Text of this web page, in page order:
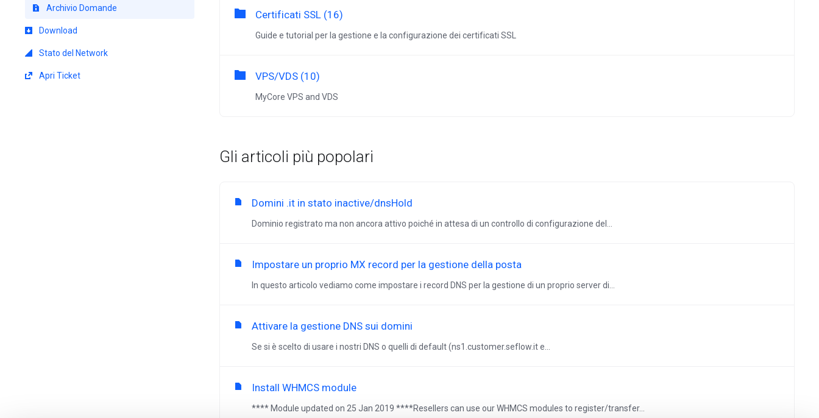
Archivio Domande
Download
Stato del Network
Apri Ticket
Certificati SSL (16)
Guide e tutorial per la gestione e la configurazione dei certificati SSL
VPS/VDS (10)
MyCore VPS and VDS
Gli articoli più popolari
Domini .it in stato inactive/dnsHold
Dominio registrato ma non ancora attivo poiché in attesa di un controllo di configurazione del...
Impostare un proprio MX record per la gestione della posta
In questo articolo vediamo come impostare i record DNS per la gestione di un proprio server di...
Attivare la gestione DNS sui domini
Se si è scelto di usare i nostri DNS o quelli di default (ns1.customer.seflow.it e...
Install WHMCS module
**** Module updated on 25 Jan 2019 ****Resellers can use our WHMCS modules to register/transfer...